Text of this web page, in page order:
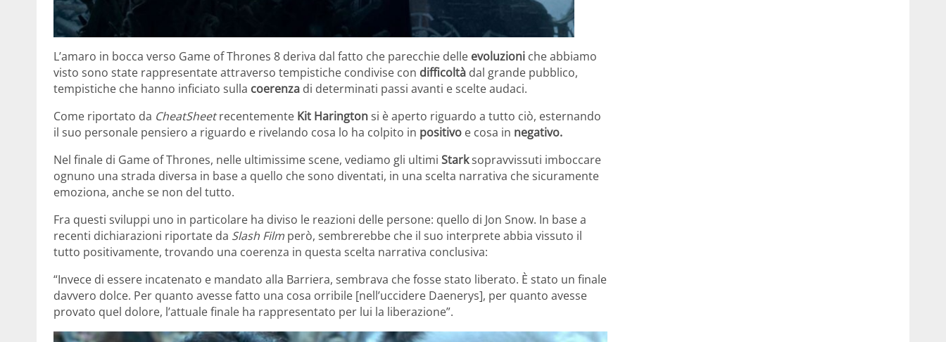
L’amaro in bocca verso Game of Thrones 8 deriva dal fatto che parecchie delle evoluzioni che abbiamo
visto sono state rappresentate attraverso tempistiche condivise con difficoltà dal grande pubblico,
tempistiche che hanno inficiato sulla coerenza di determinati passi avanti e scelte audaci.
Come riportato da CheatSheetrecentemente Kit Haringtonsi è aperto riguardo a tutto ciò, esternando
il suo personale pensiero a riguardo e rivelando cosa lo ha colpito in positivo e cosa in negativo.
Nel finale di Game of Thrones, nelle ultimissime scene, vediamo gli ultimi Starksopravvissuti imboccare
ognuno una strada diversa in base a quello che sono diventati, in una scelta narrativa che sicuramente
emoziona, anche se non del tutto.
Fra questi sviluppi uno in particolare ha diviso le reazioni delle persone: quello di Jon Snow. In base a
recenti dichiarazioni riportate da Slash Film però, sembrerebbe che il suo interprete abbia vissuto il
tutto positivamente, trovando una coerenza in questa scelta narrativa conclusiva:
“Invece di essere incatenato e mandato alla Barriera, sembrava che fosse stato liberato. È stato un finale
davvero dolce. Per quanto avesse fatto una cosa orribile [nell’uccidere Daenerys], per quanto avesse
provato quel dolore, l’attuale finale ha rappresentato per lui la liberazione”.